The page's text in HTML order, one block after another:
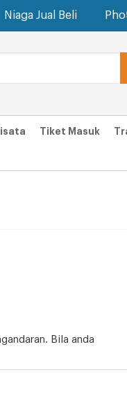
Niaga Jual Beli
Tiket Masuk
Bila anda